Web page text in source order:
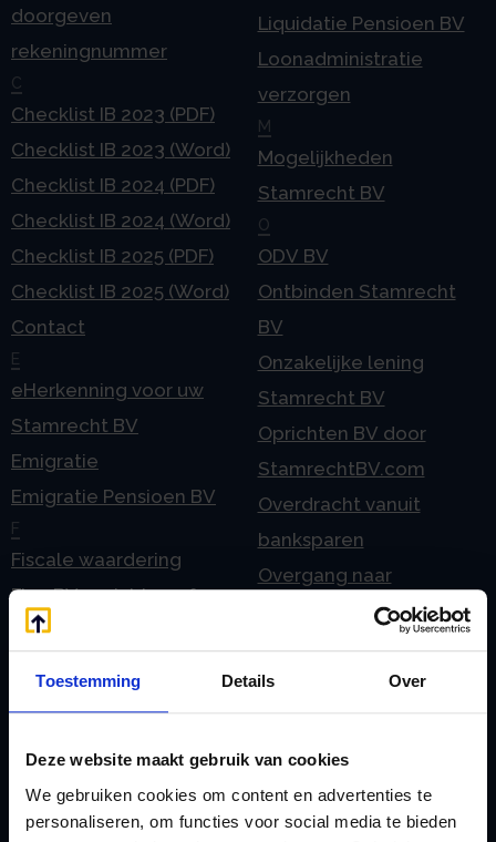
Toestemming Details Over
Deze website maakt gebruik van cookies
We gebruiken cookies om content en advertenties te
personaliseren, om functies voor social media te bieden
doorgeven
rekeningnummer
C
Checklist IB 2023 (PDF)
Checklist IB 2023 (Word)
Checklist IB 2024 (PDF)
Checklist IB 2024 (Word)
Checklist IB 2025 (PDF)
Checklist IB 2025 (Word)
Contact
E
eHerkenning voor uw
Stamrecht BV
Emigratie
Emigratie Pensioen BV
F
Fiscale waardering
Flex BV oprichten of
omzetten
Geleidebiljet jaarstukken
Geleidebiljet jaarstukken
2024
Geleidebiljet jaarstukken
Liquidatie Pensioen BV
Loonadministratie
verzorgen
M
Mogelijkheden
Stamrecht BV
O
ODV BV
Ontbinden Stamrecht
BV
Onzakelijke lening
Stamrecht BV
Oprichten BV door
StamrechtBV.com
Overdracht vanuit
banksparen
Overgang naar
Stamrecht BV
Pensioen BV
echtscheiding